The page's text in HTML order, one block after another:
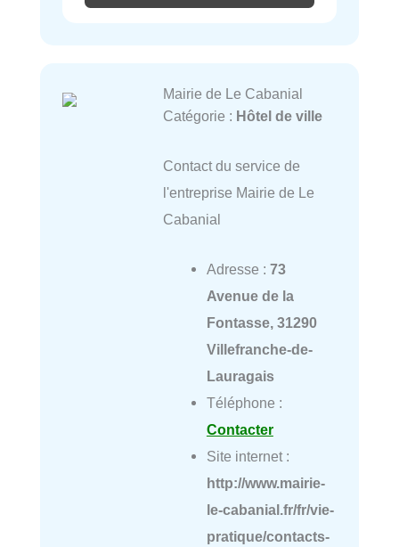
Mairie de Le Cabanial
Catégorie : Hôtel de ville
Contact du service de
l'entreprise Mairie de Le
Cabanial
Adresse : 73
Avenue de la
Fontasse, 31290
Villefranche-de-
Lauragais
Téléphone :
Contacter
Site internet :
http://www.mairie-
le-cabanial.fr/fr/vie-
pratique/contacts-